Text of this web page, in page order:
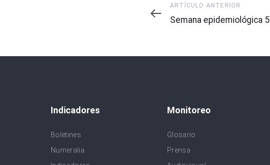
Artículo
Anterior
ARTÍCULO ANTERIOR
Semana epidemiológica 5
Indicadores
Boletines
Numeralia
Monitoreo
Glosario
Prensa